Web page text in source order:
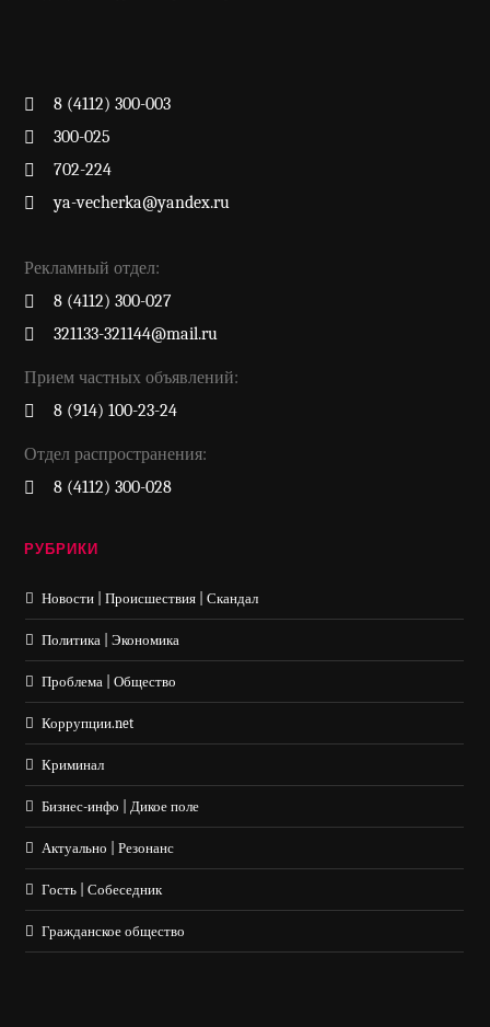
8 (4112) 300-003
300-025
702-224
ya-vecherka@yandex.ru
Рекламный отдел:
8 (4112) 300-027
321133-321144@mail.ru
Прием частных объявлений:
8 (914) 100-23-24
Отдел распространения:
8 (4112) 300-028
РУБРИКИ
Новости | Происшествия | Скандал
Политика | Экономика
Проблема | Общество
Коррупции.net
Криминал
Бизнес-инфо | Дикое поле
Актуально | Резонанс
Гость | Собеседник
Гражданское общество